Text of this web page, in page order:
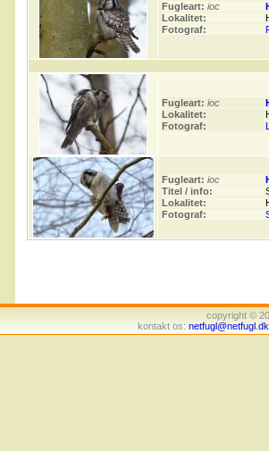
Fugleart: ioc
Lokalitet:
Fotograf:
Fugleart: ioc
Lokalitet:
Fotograf:
Fugleart: ioc
Titel / info:
Lokalitet:
Fotograf:
copyright ©
kontakt os: netfugl@netfugl.dk